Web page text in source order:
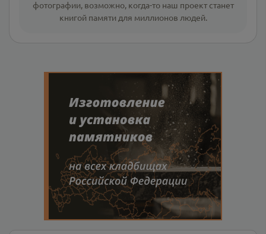
фотографии, возможно, когда-то наш проект станет
книгой памяти для миллионов людей.